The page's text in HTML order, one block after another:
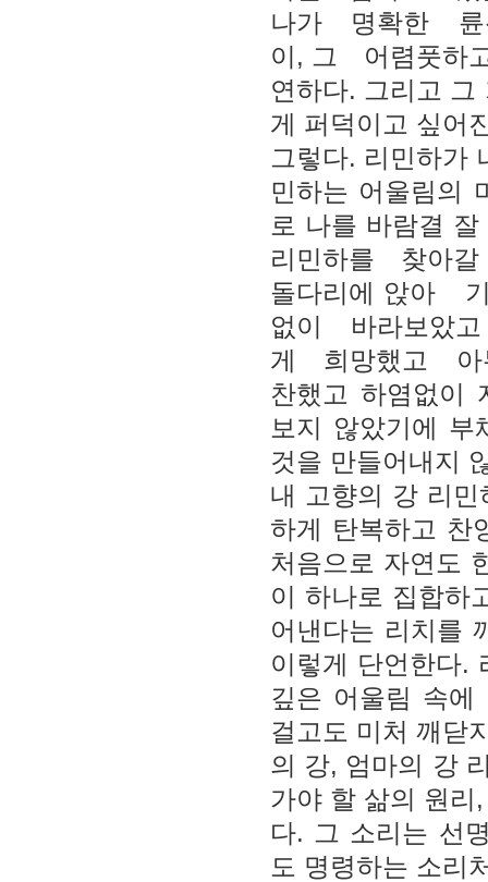
나가 명확한 륜
이, 그 어렴풋하
연하다. 그리고
게 퍼덕이고 싶어
그렇다. 리민하가
민하는 어울림의
로 나를 바람결
리민하를 찾아
돌다리에 앉아
없이 바라보았
게 희망했고 아
찬했고 하염없이
보지 않았기에
것을 만들어내지
내 고향의 강 리
하게 탄복하고 찬
처음으로 자연도
이 하나로 집합하
어낸다는 리치를
이렇게 단언한다.
깊은 어울림 속에
걸고도 미처 깨닫
의 강, 엄마의 강
가야 할 삶의 원리
다. 그 소리는 선
도 명령하는 소리